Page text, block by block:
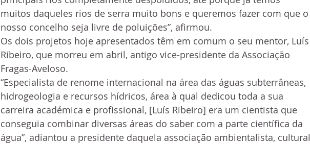
muitos daqueles rios de serra muito bons e queremos fazer com que o
nosso concelho seja livre de poluições”, afirmou.
Os dois projetos hoje apresentados têm em comum o seu mentor, Luís
Ribeiro, que morreu em abril, antigo vice-presidente da Associação
Fragas-Aveloso.
“Especialista de renome internacional na área das águas subterrâneas,
hidrogeologia e recursos hídricos, área à qual dedicou toda a sua
carreira académica e profissional, [Luís Ribeiro] era um cientista que
conseguia combinar diversas áreas do saber com a parte científica da
água”, adiantou a presidente daquela associação ambientalista, cultural